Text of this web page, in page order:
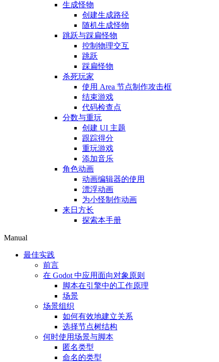
生成怪物
创建生成路径
随机生成怪物
跳跃与踩扁怪物
控制物理交互
跳跃
踩扁怪物
杀死玩家
使用 Area 节点制作攻击框
结束游戏
代码检查点
分数与重玩
创建 UI 主题
跟踪得分
重玩游戏
添加音乐
角色动画
动画编辑器的使用
漂浮动画
为小怪制作动画
来日方长
探索本手册
Manual
最佳实践
前言
在 Godot 中应用面向对象原则
脚本在引擎中的工作原理
场景
场景组织
如何有效地建立关系
选择节点树结构
何时使用场景与脚本
匿名类型
命名的类型